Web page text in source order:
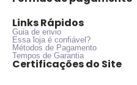
Links Rápidos
Guia de envio
Essa loja é confiável?
Métodos de Pagamento
Tempos de Garantia
Certificações do Site